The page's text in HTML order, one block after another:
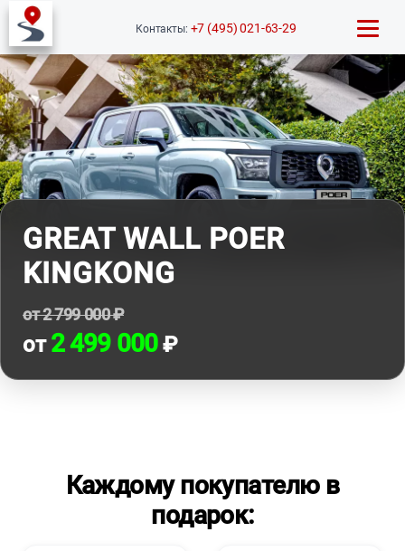
GREAT WALL POER
KINGKONG
от 2 799 000 ₽
от2 499 000₽
Контакты: +7 (495) 021-63-29
Каждому покупателю в
подарок: